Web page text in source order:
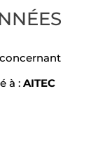
à : AITEC